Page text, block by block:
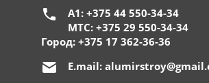
А1: +375 44 550-34-34
МТС: +375 29 550-34-34
Город: +375 17 362-36-36
E.mail: